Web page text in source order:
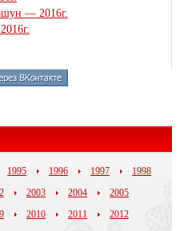
— 2016г.
1995 1996 1997
1998
2003 2004
2005
2010 2011
2012